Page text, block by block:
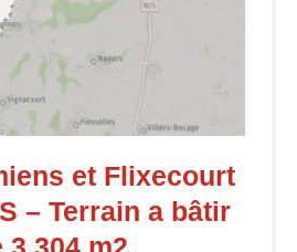
et Flixecourt
– Terrain a bâtir